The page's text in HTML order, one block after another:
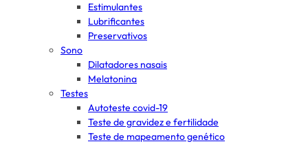
Estimulantes
Lubrificantes
Preservativos
Sono
Dilatadores nasais
Melatonina
Testes
Autoteste covid-19
Teste de gravidez e fertilidade
Teste de mapeamento genético